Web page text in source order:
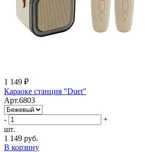
1 149 ₽
Караоке станция "Duet"
Арт.6803
-
+
шт.
1 149 руб.
В корзину